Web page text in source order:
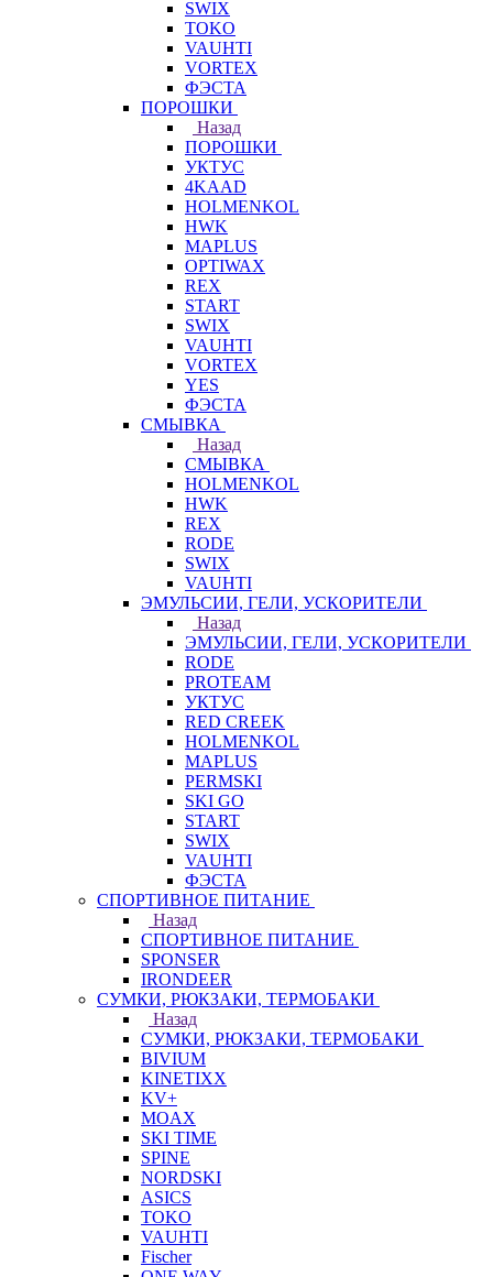
SWIX
TOKO
VAUHTI
VORTEX
ФЭСТА
ПОРОШКИ
Назад
ПОРОШКИ
УКТУС
4KAAD
HOLMENKOL
HWK
MAPLUS
OPTIWAX
REX
START
SWIX
VAUHTI
VORTEX
YES
ФЭСТА
СМЫВКА
Назад
СМЫВКА
HOLMENKOL
HWK
REX
RODE
SWIX
VAUHTI
ЭМУЛЬСИИ, ГЕЛИ, УСКОРИТЕЛИ
Назад
ЭМУЛЬСИИ, ГЕЛИ, УСКОРИТЕЛИ
RODE
PROTEAM
УКТУС
RED CREEK
HOLMENKOL
MAPLUS
PERMSKI
SKI GO
START
SWIX
VAUHTI
ФЭСТА
СПОРТИВНОЕ ПИТАНИЕ
Назад
СПОРТИВНОЕ ПИТАНИЕ
SPONSER
IRONDEER
СУМКИ, РЮКЗАКИ, ТЕРМОБАКИ
Назад
СУМКИ, РЮКЗАКИ, ТЕРМОБАКИ
BIVIUM
KINETIXX
KV+
MOAX
SKI TIME
SPINE
NORDSKI
ASICS
TOKO
VAUHTI
Fischer